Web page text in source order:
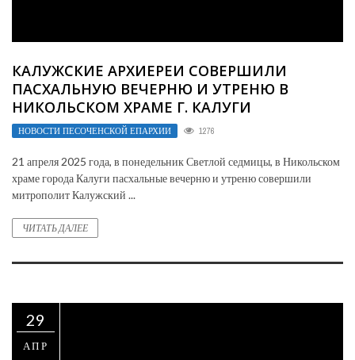
КАЛУЖСКИЕ АРХИЕРЕИ СОВЕРШИЛИ
ПАСХАЛЬНУЮ ВЕЧЕРНЮ И УТРЕНЮ В
НИКОЛЬСКОМ ХРАМЕ Г. КАЛУГИ
НОВОСТИ ПЕСОЧЕНСКОЙ ЕПАРХИИ 1276
21 апреля 2025 года, в понедельник Светлой седмицы, в Никольском
храме города Калуги пасхальные вечерню и утреню совершили
митрополит Калужский ...
ЧИТАТЬ ДАЛЕЕ
29
АПР